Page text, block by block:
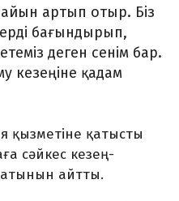
артып отыр. Біз
бағындырып,
деген сенім бар.
кезеңіне қадам
қызметіне қатысты
сәйкес кезең-
айтты.